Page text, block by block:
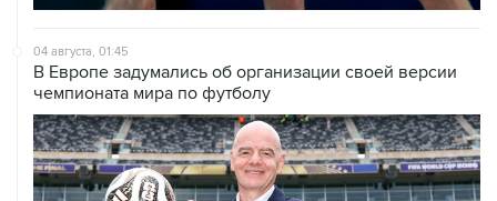
04 августа, 01:45
В Европе задумались об организации своей версии
чемпионата мира по футболу